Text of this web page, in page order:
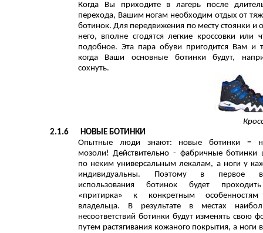
Когда Вы приходите в лагерь после
перехода, Вашим ногам необходим отдых от
ботинок. Для передвижения по месту стоянки и
него, вполне сгодятся легкие кроссовки или
подобное. Эта пара обуви пригодится Вам и
когда Ваши основные ботинки будут,
сохнуть.
2.1.6
НОВЫЕ БОТИНКИ
Опытные люди знают: новые ботинки =
мозоли! Действительно - фабричные ботинки
по неким универсальным лекалам, а ноги у
индивидуальны. Поэтому в первое
использования ботинок будет
«притирка» к конкретным
владельца. В результате в местах
несоответствий ботинки будут изменять свою
путем растягивания кожаного покрытия, а ноги